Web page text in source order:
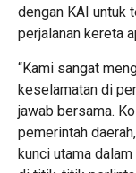
dengan KAI untuk
perjalanan kereta
“Kami sangat
keselamatan di
jawab bersama.
pemerintah
kunci utama